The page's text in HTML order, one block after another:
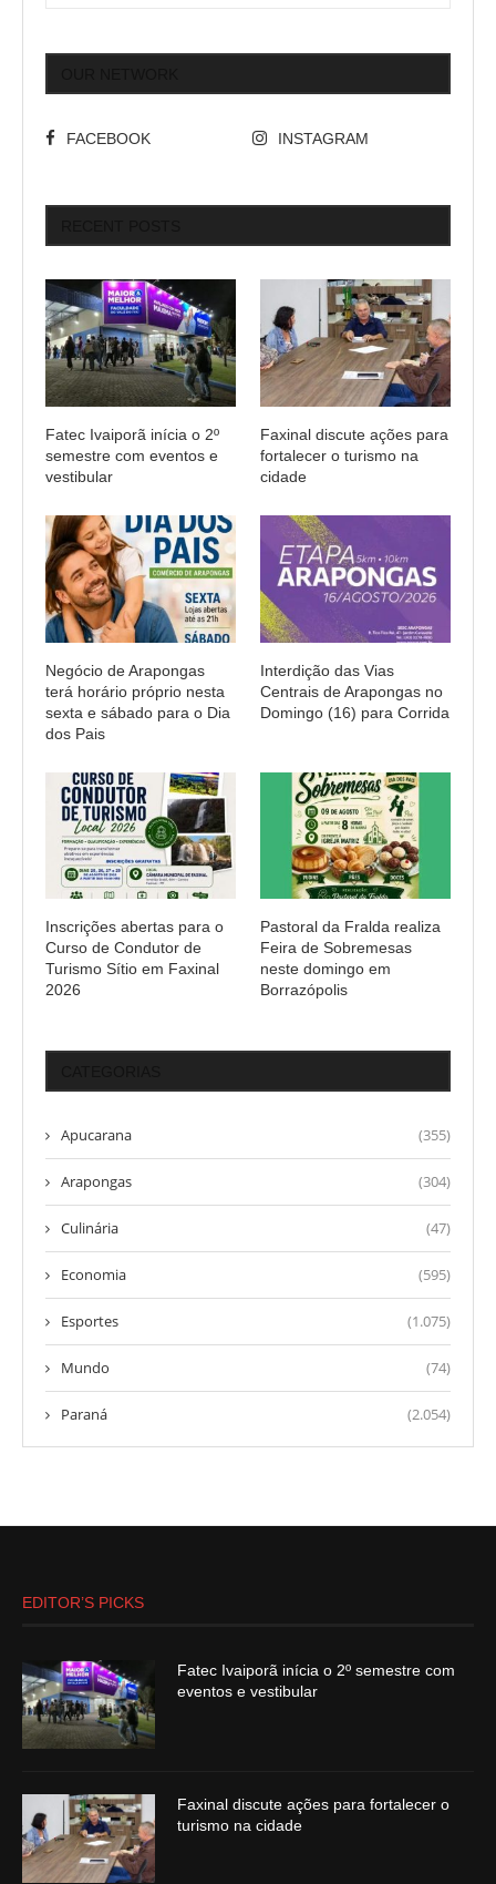
FACEBOOK INSTAGRAM
Fatec Ivaiporã inícia o 2º
semestre com eventos e
vestibular
Faxinal discute ações para
fortalecer o turismo na
cidade
Negócio de Arapongas
terá horário próprio nesta
sexta e sábado para o Dia
dos Pais
Interdição das Vias
Centrais de Arapongas no
Domingo (16) para Corrida
Inscrições abertas para o
Curso de Condutor de
Turismo Sítio em Faxinal
2026
Pastoral da Fralda realiza
Feira de Sobremesas
neste domingo em
Borrazópolis
Apucarana (355)
Arapongas (304)
Culinária (47)
Economia (595)
Esportes (1.075)
Mundo (74)
Paraná (2.054)
EDITOR’S PICKS
Fatec Ivaiporã inícia o 2º semestre com
eventos e vestibular
Faxinal discute ações para fortalecer o
turismo na cidade